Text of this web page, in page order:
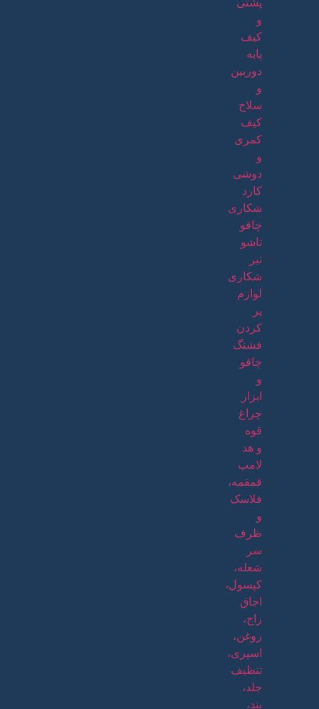
پشتی
و
کیف
پایه
دوربین
و
سلاح
کیف
کمری
و
دوشی
کارد
شکاری
چاقو
تاشو
تبر
شکاری
لوازم
پر
کردن
فشنگ
چاقو
و
ابزار
چراغ
قوه
و هد
لامپ
قمقمه،
فلاسک
و
ظرف
سر
شعله،
کپسول،
اجاق
زاج،
روغن،
اسپری،
تنظیف
جلد،
بند،